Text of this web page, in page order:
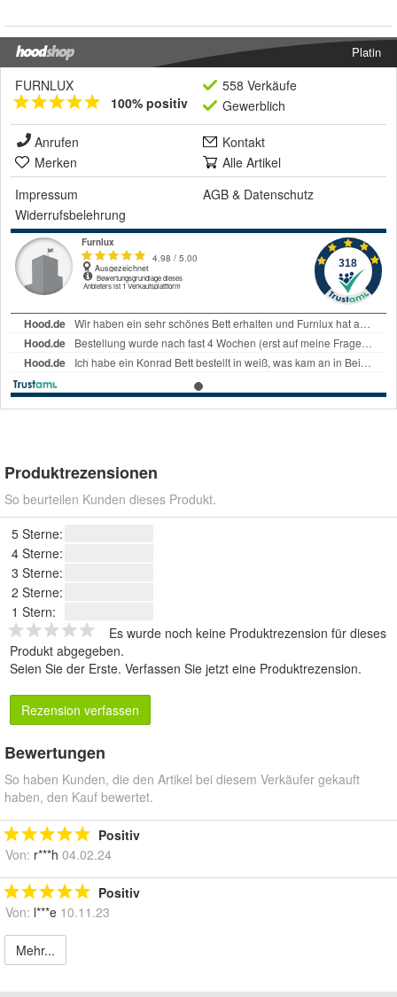
Platin
FURNLUX
100% positiv
558 Verkäufe
Gewerblich
Anrufen
Kontakt
Merken
Alle Artikel
Impressum
AGB & Datenschutz
Widerrufsbelehrung
Produktrezensionen
So beurteilen Kunden dieses Produkt.
5 Sterne:
4 Sterne:
3 Sterne:
2 Sterne:
1 Stern:
Es wurde noch keine Produktrezension für dieses
Produkt abgegeben.
Seien Sie der Erste. Verfassen Sie jetzt eine Produktrezension.
Rezension verfassen
Bewertungen
So haben Kunden, die den Artikel bei diesem Verkäufer gekauft
haben, den Kauf bewertet.
Positiv
Von: r***h 04.02.24
Positiv
Von: l***e 10.11.23
Mehr...